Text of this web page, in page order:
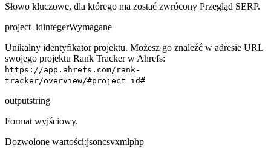
Słowo kluczowe, dla którego ma zostać zwrócony Przegląd SERP.
project_idintegerWymagane
Unikalny identyfikator projektu. Możesz go znaleźć w adresie URL
swojego projektu Rank Tracker w Ahrefs:
https://app.ahrefs.com/rank-
tracker/overview/#project_id#
outputstring
Format wyjściowy.
Dozwolone wartości:jsoncsvxmlphp